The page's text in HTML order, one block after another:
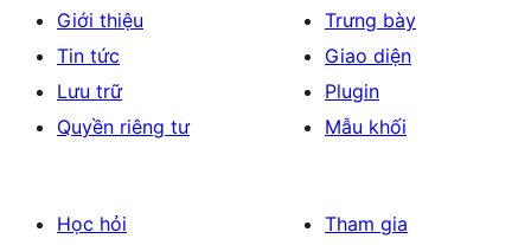
Giới thiệu
Tin tức
Lưu trữ
Quyền riêng tư
Trưng bày
Giao diện
Plugin
Mẫu khối
Học hỏi
Tham gia